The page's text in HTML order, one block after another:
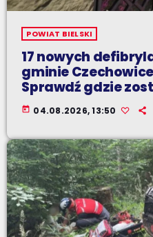
POWIAT BIELSKI
17 nowych
gminie
Sprawdź gdzie
today 04.08.2026, 13:50